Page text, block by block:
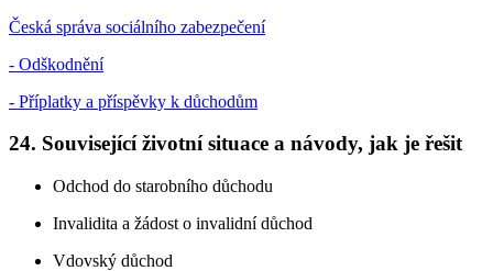
Česká správa sociálního zabezpečení
- Odškodnění
- Příplatky a příspěvky k důchodům
24. Související životní situace a návody, jak je řešit
Odchod do starobního důchodu
Invalidita a žádost o invalidní důchod
Vdovský důchod